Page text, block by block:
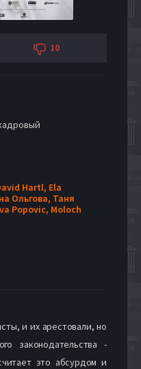
10
Hartl, Ela
Ольгова, Таня
Popovic, Moloch
и их арестовали, но
законодательства -
это абсурдом и